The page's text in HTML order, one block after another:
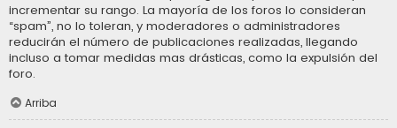
incrementar su rango. La mayoría de los foros lo consideran
“spam”, no lo toleran, y moderadores o administradores
reducirán el número de publicaciones realizadas, llegando
incluso a tomar medidas mas drásticas, como la expulsión del
foro.
Arriba